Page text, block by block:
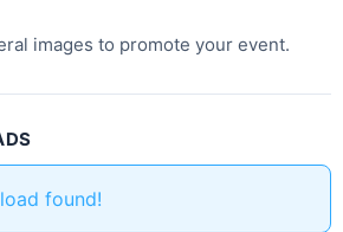
images to promote your event.
found!